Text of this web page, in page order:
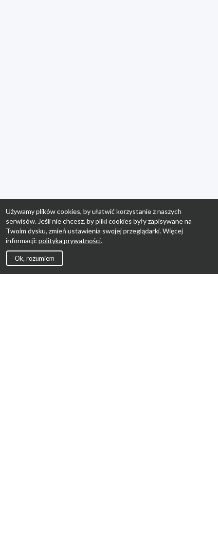
Używamy plików cookies, by ułatwić korzystanie z naszych
serwisów. Jeśli nie chcesz, by pliki cookies były zapisywane na
Twoim dysku, zmień ustawienia swojej przeglądarki. Więcej
informacji: polityka prywatności.
Ok, rozumiem